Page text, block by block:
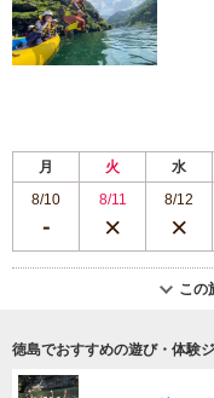
月 火 水
8/10
8/11 8/12
この
徳島でおすすめの遊び・体験